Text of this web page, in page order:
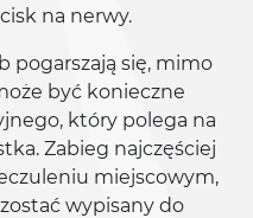
na nerwy.
pogarszają się, mimo
być konieczne
który polega na
Zabieg najczęściej
miejscowym,
wypisany do